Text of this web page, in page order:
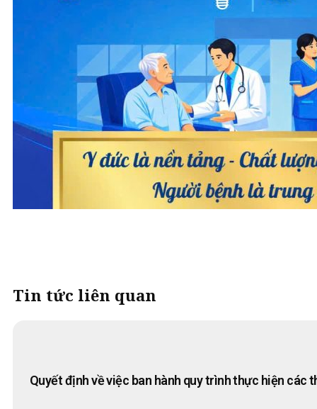
Tin tức liên quan
Quyết định về việc ban hành quy trình thực hiện các